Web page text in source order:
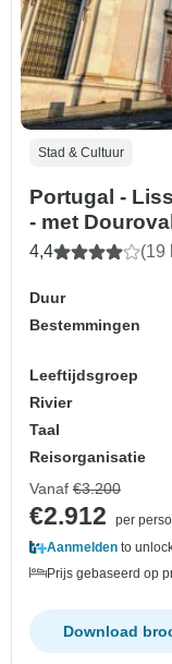
Stad & Cultuur
Portugal -
- met
4,4 (19
Duur
Bestemmingen
Leeftijdsgroep
Rivier
Taal
Reisorganisatie
Vanaf €3.200
€2.912
per
Aanmelden to
Prijs gebaseerd op
Download